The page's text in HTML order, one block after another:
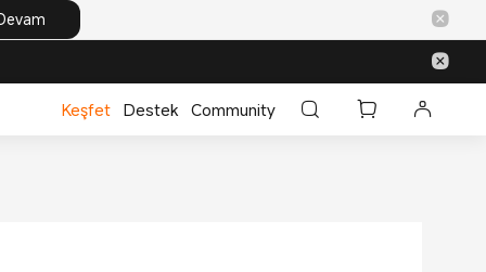
Keşfet Destek Community